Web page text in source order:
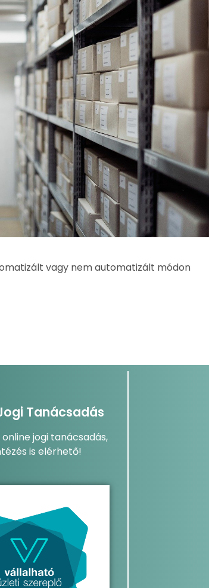
vagy nem automatizált módon
Tanácsadás
jogi tanácsadás,
is elérhető!